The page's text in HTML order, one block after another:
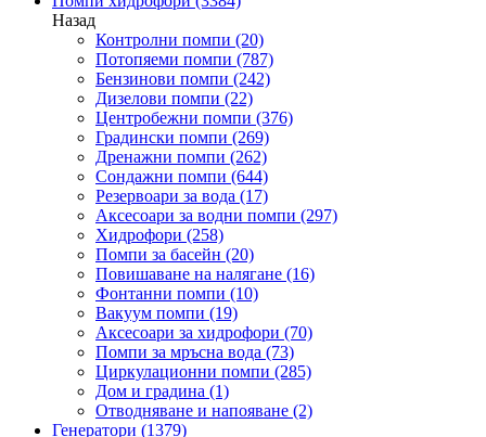
Назад
Контролни помпи (20)
Потопяеми помпи (787)
Бензинови помпи (242)
Дизелови помпи (22)
Центробежни помпи (376)
Градински помпи (269)
Дренажни помпи (262)
Сондажни помпи (644)
Резервоари за вода (17)
Аксесоари за водни помпи (297)
Хидрофори (258)
Помпи за басейн (20)
Повишаване на налягане (16)
Фонтанни помпи (10)
Вакуум помпи (19)
Аксесоари за хидрофори (70)
Помпи за мръсна вода (73)
Циркулационни помпи (285)
Дом и градина (1)
Отводняване и напояване (2)
Генератори (1379)